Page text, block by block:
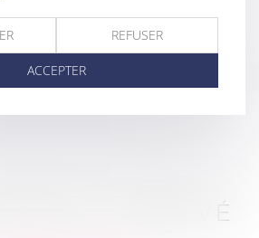
TROUVÉ
REFUSER
ACCEPTER